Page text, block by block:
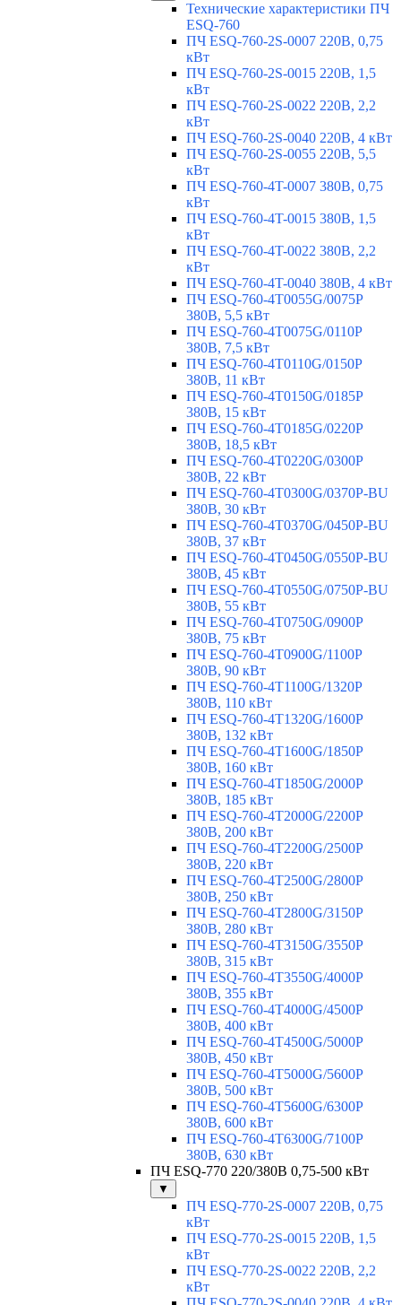
Технические характеристики ПЧ
ESQ-760
ПЧ ESQ-760-2S-0007 220В, 0,75
кВт
ПЧ ESQ-760-2S-0015 220В, 1,5
кВт
ПЧ ESQ-760-2S-0022 220В, 2,2
кВт
ПЧ ESQ-760-2S-0040 220В, 4 кВт
ПЧ ESQ-760-2S-0055 220В, 5,5
кВт
ПЧ ESQ-760-4T-0007 380В, 0,75
кВт
ПЧ ESQ-760-4T-0015 380В, 1,5
кВт
ПЧ ESQ-760-4T-0022 380В, 2,2
кВт
ПЧ ESQ-760-4T-0040 380В, 4 кВт
ПЧ ESQ-760-4T0055G/0075P
380В, 5,5 кВт
ПЧ ESQ-760-4T0075G/0110P
380В, 7,5 кВт
ПЧ ESQ-760-4T0110G/0150P
380В, 11 кВт
ПЧ ESQ-760-4T0150G/0185P
380В, 15 кВт
ПЧ ESQ-760-4T0185G/0220P
380В, 18,5 кВт
ПЧ ESQ-760-4T0220G/0300P
380В, 22 кВт
ПЧ ESQ-760-4T0300G/0370P-BU
380В, 30 кВт
ПЧ ESQ-760-4T0370G/0450P-BU
380В, 37 кВт
ПЧ ESQ-760-4T0450G/0550P-BU
380В, 45 кВт
ПЧ ESQ-760-4T0550G/0750P-BU
380В, 55 кВт
ПЧ ESQ-760-4T0750G/0900P
380В, 75 кВт
ПЧ ESQ-760-4T0900G/1100P
380В, 90 кВт
ПЧ ESQ-760-4T1100G/1320P
380В, 110 кВт
ПЧ ESQ-760-4T1320G/1600P
380В, 132 кВт
ПЧ ESQ-760-4T1600G/1850P
380В, 160 кВт
ПЧ ESQ-760-4T1850G/2000P
380В, 185 кВт
ПЧ ESQ-760-4T2000G/2200P
380В, 200 кВт
ПЧ ESQ-760-4T2200G/2500P
380В, 220 кВт
ПЧ ESQ-760-4T2500G/2800P
380В, 250 кВт
ПЧ ESQ-760-4T2800G/3150P
380В, 280 кВт
ПЧ ESQ-760-4T3150G/3550P
380В, 315 кВт
ПЧ ESQ-760-4T3550G/4000P
380В, 355 кВт
ПЧ ESQ-760-4T4000G/4500P
380В, 400 кВт
ПЧ ESQ-760-4T4500G/5000P
380В, 450 кВт
ПЧ ESQ-760-4T5000G/5600P
380В, 500 кВт
ПЧ ESQ-760-4T5600G/6300P
380В, 600 кВт
ПЧ ESQ-760-4T6300G/7100P
380В, 630 кВт
ПЧ ESQ-770 220/380В 0,75-500 кВт
▼
ПЧ ESQ-770-2S-0007 220В, 0,75
кВт
ПЧ ESQ-770-2S-0015 220В, 1,5
кВт
ПЧ ESQ-770-2S-0022 220В, 2,2
кВт